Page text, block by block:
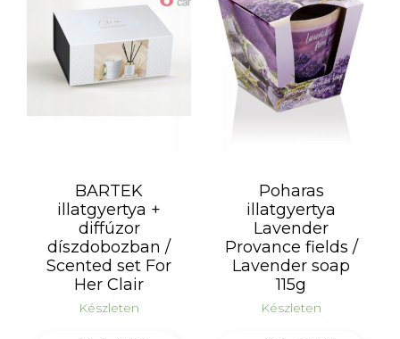
BARTEK
illatgyertya +
diffúzor
díszdobozban /
Scented set For
Her Clair
Készleten
Poharas
illatgyertya
Lavender
Provance fields /
Lavender soap
115g
Készleten